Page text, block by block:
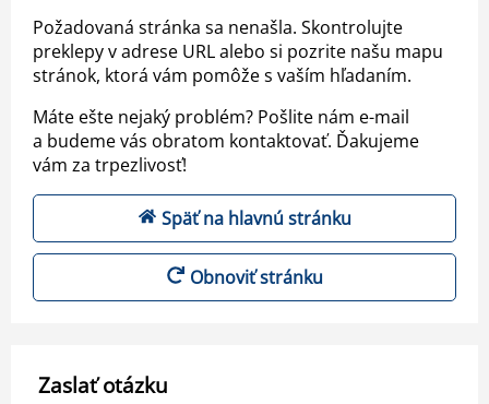
Požadovaná stránka sa nenašla. Skontrolujte
preklepy v adrese URL alebo si pozrite našu mapu
stránok, ktorá vám pomôže s vaším hľadaním.
Máte ešte nejaký problém? Pošlite nám e-mail
a budeme vás obratom kontaktovať. Ďakujeme
vám za trpezlivosť!
Späť na hlavnú stránku
Obnoviť stránku
Zaslať otázku